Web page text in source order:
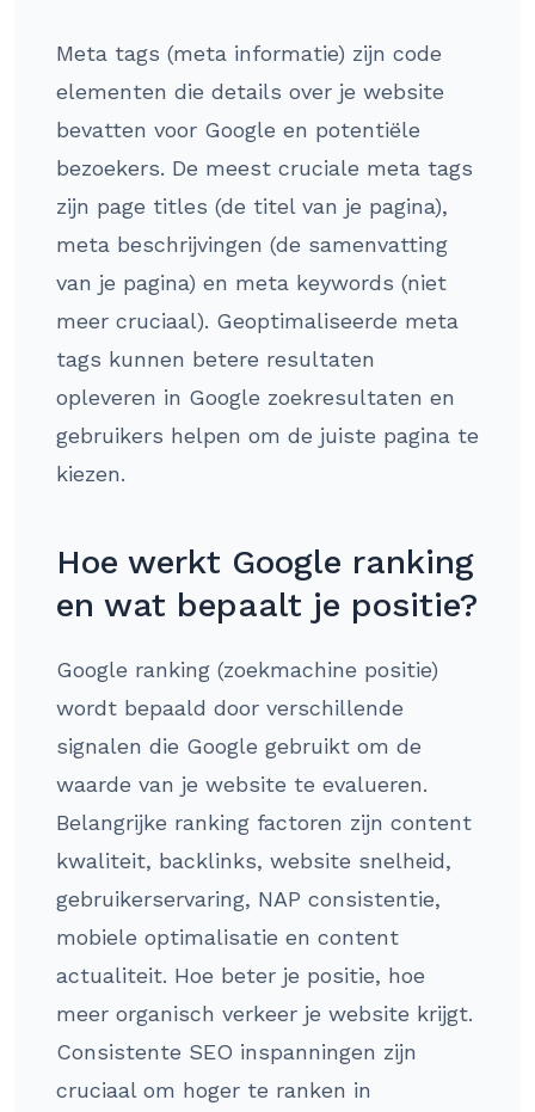
Meta tags (meta informatie) zijn code
elementen die details over je website
bevatten voor Google en potentiële
bezoekers. De meest cruciale meta tags
zijn page titles (de titel van je pagina),
meta beschrijvingen (de samenvatting
van je pagina) en meta keywords (niet
meer cruciaal). Geoptimaliseerde meta
tags kunnen betere resultaten
opleveren in Google zoekresultaten en
gebruikers helpen om de juiste pagina te
kiezen.
Hoe werkt Google ranking
en wat bepaalt je positie?
Google ranking (zoekmachine positie)
wordt bepaald door verschillende
signalen die Google gebruikt om de
waarde van je website te evalueren.
Belangrijke ranking factoren zijn content
kwaliteit, backlinks, website snelheid,
gebruikerservaring, NAP consistentie,
mobiele optimalisatie en content
actualiteit. Hoe beter je positie, hoe
meer organisch verkeer je website krijgt.
Consistente SEO inspanningen zijn
cruciaal om hoger te ranken in